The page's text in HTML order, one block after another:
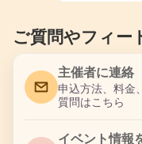
ご質問やフィー
主催者に連絡
申込方法、料金
質問はこちら
イベント情報